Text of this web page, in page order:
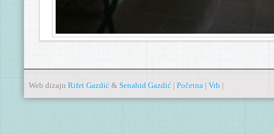
Web dizajn Rifet Gazdić & Senahid Gazdić | Početna | Vrh |